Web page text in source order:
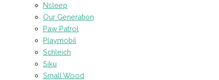
Nsleep
Our Generation
Paw Patrol
Playmobil
Schleich
Siku
Small Wood